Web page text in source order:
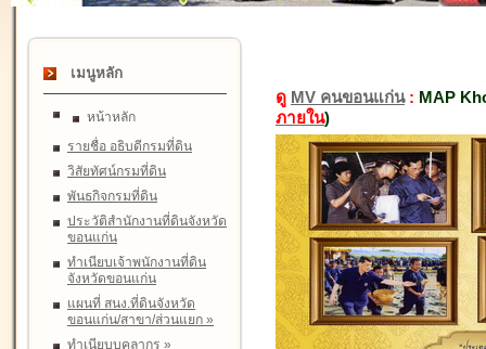
เมนูหลัก
หน้าหลัก
รายชื่อ อธิบดีกรมที่ดิน
วิสัยทัศน์กรมที่ดิน
พันธกิจกรมที่ดิน
ประวัติสำนักงานที่ดินจังหวัด
ขอนแก่น
ทำเนียบเจ้าพนักงานที่ดิน
จังหวัดขอนแก่น
แผนที่ สนง.ที่ดินจังหวัด
ขอนแก่น/สาขา/ส่วนแยก »
ทำเนียบบุคลากร »
ดู MV คนขอนแก่น: MAP
ภายใน)